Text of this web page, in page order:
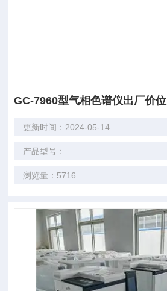
GC-7960型气相色谱仪出厂价位
更新时间：2024-05-14
产品型号：
浏览量：5716